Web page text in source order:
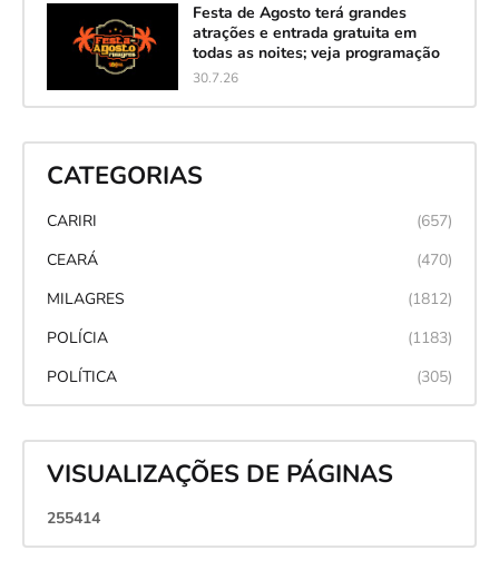
Festa de Agosto terá grandes
atrações e entrada gratuita em
todas as noites; veja programação
30.7.26
CATEGORIAS
CARIRI
(657)
CEARÁ
(470)
MILAGRES
(1812)
POLÍCIA
(1183)
POLÍTICA
(305)
VISUALIZAÇÕES DE PÁGINAS
255414